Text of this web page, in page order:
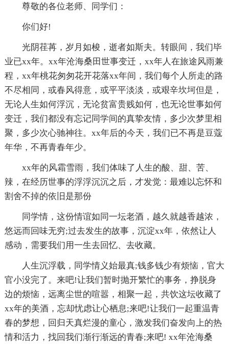
尊敬的各位老师、同学们：
你们好!
光阴荏苒，岁月如梭，逝者如斯夫。转眼间，我们毕
业已xx年。xx年沧海桑田世事变迁，xx年人在旅途风雨兼
程，xx年桃花匆匆花开花落xx年间，我们每个人所走的路
不尽相同，或春风得意，或平平淡淡，或艰辛坎坷但是，
无论人生如何浮沉，无论贫富贵贱如何，也无论世事如何
变迁，我们都没有忘记同学间的真挚友情，多少次梦里相
聚，多少次心驰神往。xx年后的今天，我们已不再是豆蔻
年华，不再青春年少。
xx年的风霜雪雨，我们体味了人生的酸、甜、苦、
辣，在经历世事的浮浮沉沉之后，才发觉：最难以忘怀和
割舍不掉的依旧是那份
同学情，这份情谊如同一坛老酒，越久就越香越浓，
悠远而回味无穷;过去发生的故事，沉淀xx年，依然让人
感动，需要我们用一生去回忆、去收藏。
人生沉浮载，同学情义始最真;钱多钱少有烦恼，官大
官小没完了。来吧!让我们暂时抛开繁忙的事务，挣脱身
边的烦恼，远离尘世的喧嚣，相聚一起，共饮这坛收藏了
xx年的美酒，忘却忧虑让心栖息;来吧!让我们一起重温青
春的梦想，回归天真烂漫的童心，激发我们奋发向上的热
情和活力，找回我们渐行渐远的青春;来吧! xx年沧海桑